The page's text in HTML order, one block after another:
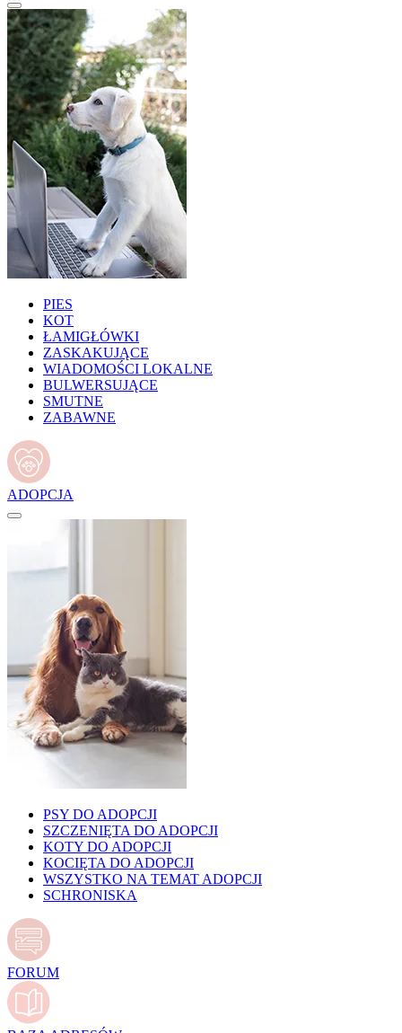
PIES
KOT
ŁAMIGŁÓWKI
ZASKAKUJĄCE
WIADOMOŚCI LOKALNE
BULWERSUJĄCE
SMUTNE
ZABAWNE
ADOPCJA
PSY DO ADOPCJI
SZCZENIĘTA DO ADOPCJI
KOTY DO ADOPCJI
KOCIĘTA DO ADOPCJI
WSZYSTKO NA TEMAT ADOPCJI
SCHRONISKA
FORUM